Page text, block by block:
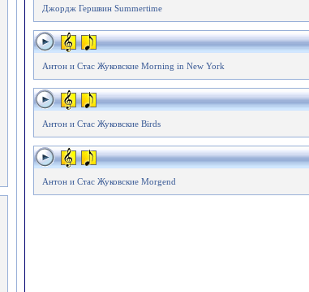
Джордж Гершвин Summertime
Антон и Стас Жуковские Morning in New York
Антон и Стас Жуковские Birds
Антон и Стас Жуковские Morgend